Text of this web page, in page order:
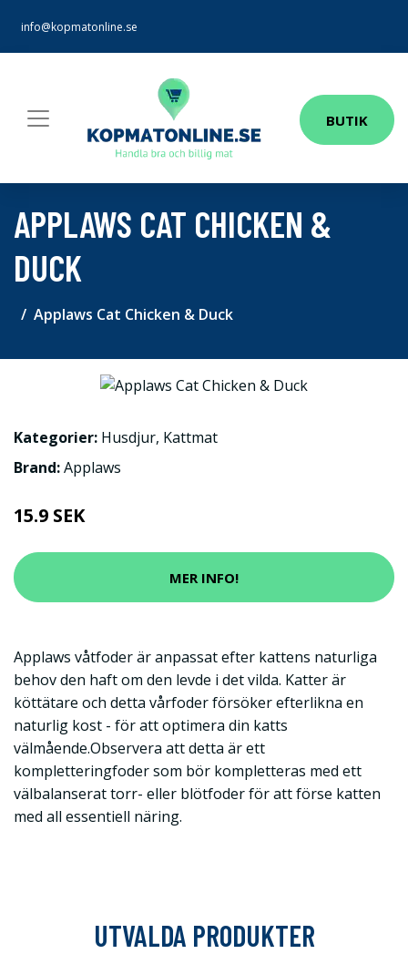
info@kopmatonline.se
BUTIK
APPLAWS CAT CHICKEN &
DUCK
Applaws Cat Chicken & Duck
Kategorier: Husdjur, Kattmat
Brand:Applaws
15.9 SEK
MER INFO!
Applaws våtfoder är anpassat efter kattens naturliga
behov den haft om den levde i det vilda. Katter är
köttätare och detta vårfoder försöker efterlikna en
naturlig kost - för att optimera din katts
välmående.Observera att detta är ett
kompletteringfoder som bör kompletteras med ett
välbalanserat torr- eller blötfoder för att förse katten
med all essentiell näring.
UTVALDA PRODUKTER